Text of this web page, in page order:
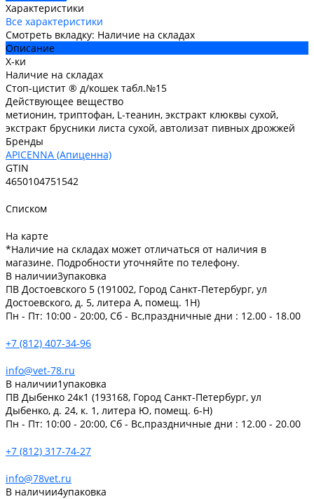
Характеристики
Все характеристики
Смотреть вкладку: Наличие на складах
Описание
Х-ки
Наличие на складах
Стоп-цистит ® д/кошек табл.№15
Действующее вещество
метионин, триптофан, L-теанин, экстракт клюквы сухой,
экстракт брусники листа сухой, автолизат пивных дрожжей
Бренды
APICENNA (Апиценна)
GTIN
4650104751542
Списком
На карте
*Наличие на складах может отличаться от наличия в
магазине. Подробности уточняйте по телефону.
В наличии3упаковка
ПВ Достоевского 5 (191002, Город Санкт-Петербург, ул
Достоевского, д. 5, литера А, помещ. 1Н)
Пн - Пт: 10:00 - 20:00, Сб - Вс,праздничные дни : 12.00 - 18.00
+7 (812) 407-34-96
info@vet-78.ru
В наличии1упаковка
ПВ Дыбенко 24к1 (193168, Город Санкт-Петербург, ул
Дыбенко, д. 24, к. 1, литера Ю, помещ. 6-Н)
Пн - Пт: 10:00 - 20:00, Сб - Вс,праздничные дни : 12.00 - 20.00
+7 (812) 317-74-27
info@78vet.ru
В наличии4упаковка